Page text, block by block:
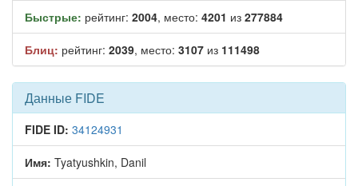
Быстрые: рейтинг: 2004, место: 4201 из 277884
Блиц: рейтинг: 2039, место: 3107 из 111498
Данные FIDE
FIDE ID: 34124931
Имя: Tyatyushkin, Danil